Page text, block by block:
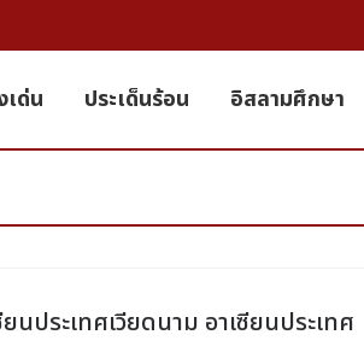
เด่น ประเด็นร้อน อิสลามศึกษา
นประเทศเวียดนาม อาเซียนประเทศ